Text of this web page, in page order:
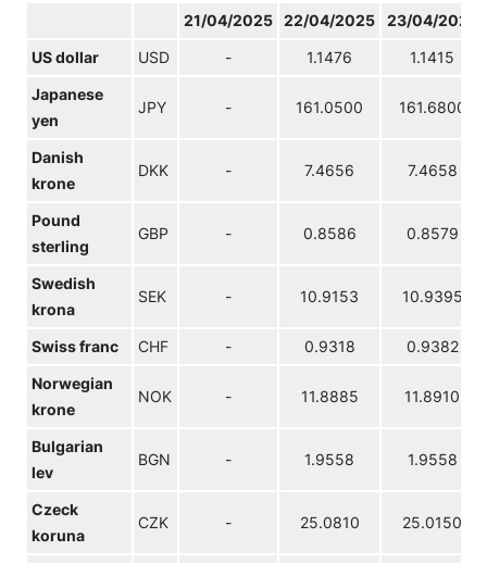
21/04/2025 22/04/2025 23/04/2025
US dollar USD - 1.1476 1.1415
Japanese
yen
JPY - 161.0500 161.6800
Danish
krone
DKK - 7.4656 7.4658
Pound
sterling
GBP - 0.8586 0.8579
Swedish
krona
SEK - 10.9153 10.9395
Swiss franc CHF - 0.9318 0.9382
Norwegian
krone
NOK - 11.8885 11.8910
Bulgarian
lev
BGN - 1.9558 1.9558
Czeck
koruna
CZK - 25.0810 25.0150